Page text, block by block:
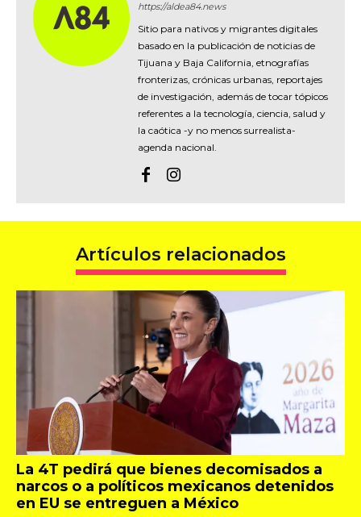
https://aldea84.news
Sitio para nativos y migrantes digitales
basado en la publicación de noticias de
Tijuana y Baja California, etnografías
fronterizas, crónicas urbanas, reportajes
de investigación, además de tocar tópicos
referentes a la tecnología, ciencia, salud y
la caótica -y no menos surrealista-
agenda nacional.
Artículos relacionados
La 4T pedirá que bienes decomisados a
narcos o a políticos mexicanos detenidos
en EU se entreguen a México